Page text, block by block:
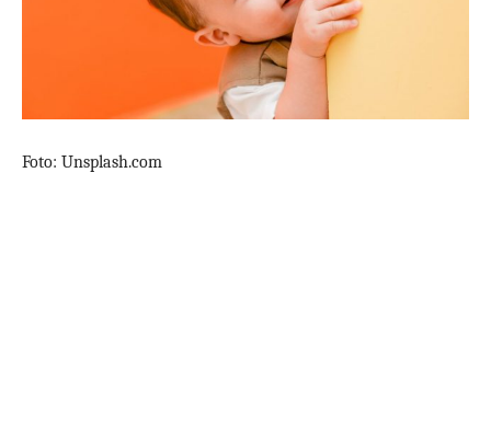
Foto: Unsplash.com